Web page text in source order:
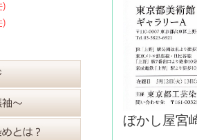
)
)
ぼかし屋宮